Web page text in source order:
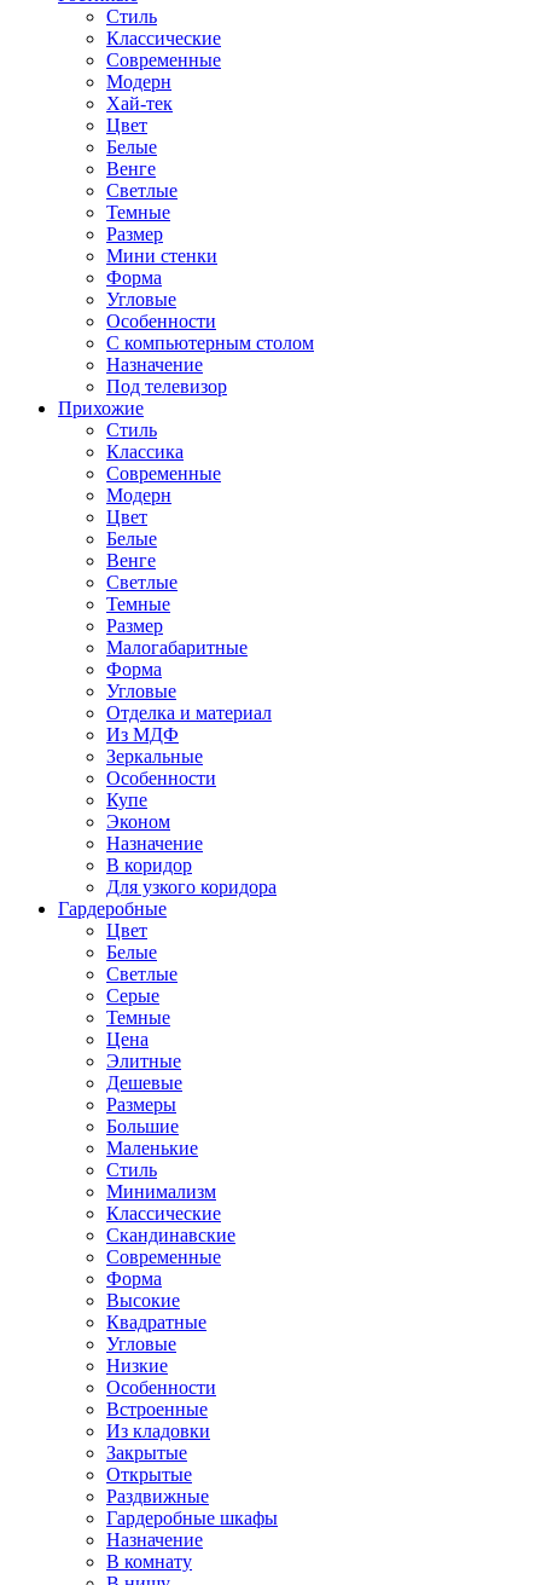
Стиль
Классические
Современные
Модерн
Хай-тек
Цвет
Белые
Венге
Светлые
Темные
Размер
Мини стенки
Форма
Угловые
Особенности
С компьютерным столом
Назначение
Под телевизор
Прихожие
Стиль
Классика
Современные
Модерн
Цвет
Белые
Венге
Светлые
Темные
Размер
Малогабаритные
Форма
Угловые
Отделка и материал
Из МДФ
Зеркальные
Особенности
Купе
Эконом
Назначение
В коридор
Для узкого коридора
Гардеробные
Цвет
Белые
Светлые
Серые
Темные
Цена
Элитные
Дешевые
Размеры
Большие
Маленькие
Стиль
Минимализм
Классические
Скандинавские
Современные
Форма
Высокие
Квадратные
Угловые
Низкие
Особенности
Встроенные
Из кладовки
Закрытые
Открытые
Раздвижные
Гардеробные шкафы
Назначение
В комнату